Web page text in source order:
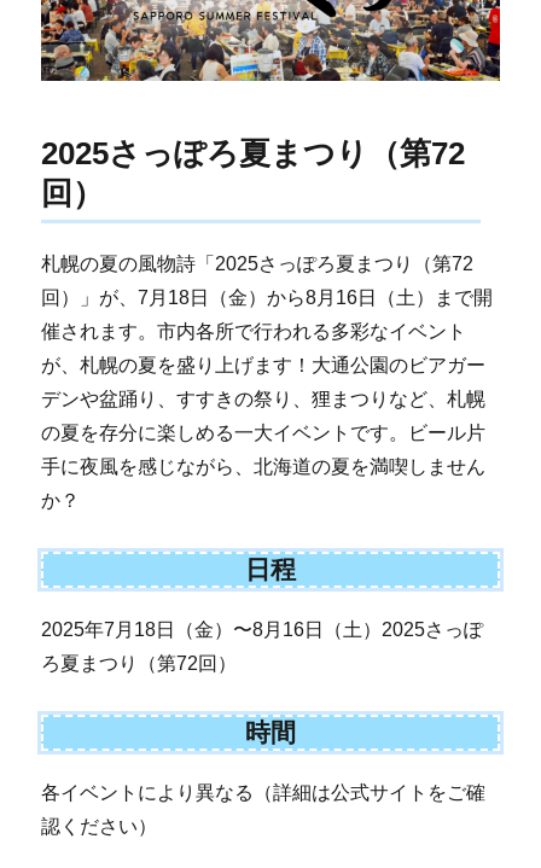
2025さっぽろ夏まつり（第72
回）
札幌の夏の風物詩「2025さっぽろ夏まつり（第72
回）」が、7月18日（金）から8月16日（土）まで開
催されます。市内各所で行われる多彩なイベント
が、札幌の夏を盛り上げます！大通公園のビアガー
デンや盆踊り、すすきの祭り、狸まつりなど、札幌
の夏を存分に楽しめる一大イベントです。ビール片
手に夜風を感じながら、北海道の夏を満喫しません
か？
日程
2025年7月18日（金）〜8月16日（土）2025さっぽ
ろ夏まつり（第72回）
時間
各イベントにより異なる（詳細は公式サイトをご確
認ください）